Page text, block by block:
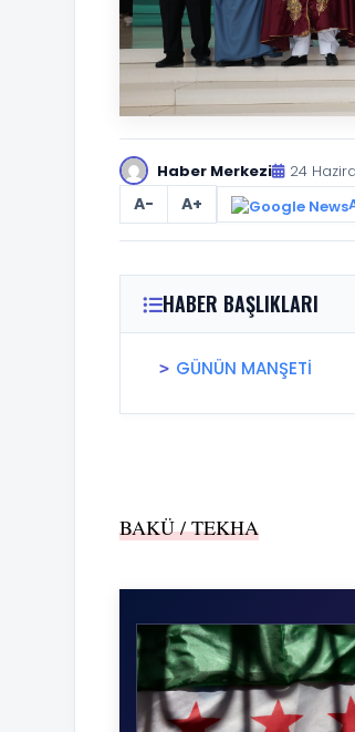
Haber Merkezi 24
A- A+
HABER BAŞLIKLARI
GÜNÜN MANŞETİ
BAKÜ / TEKHA